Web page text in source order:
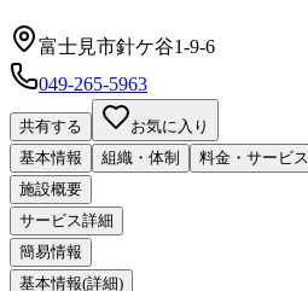
富士見市針ケ谷1-9-6
049-265-5963
共有する
お気に入り
基本情報
組織・体制 料金・サービス
施設概要
サービス詳細
簡易情報
基本情報(詳細)